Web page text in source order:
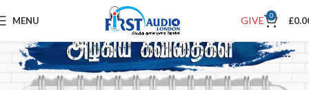
MENU GIVE 0 £